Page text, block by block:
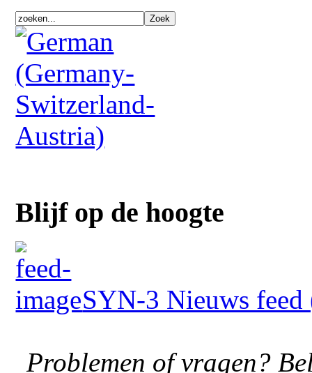
Blijf op de hoogte
SYN-3 Nieuws feed
Problemen of vragen?